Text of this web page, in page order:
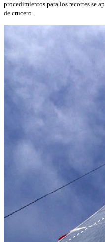
procedimientos para los recortes se
de crucero.